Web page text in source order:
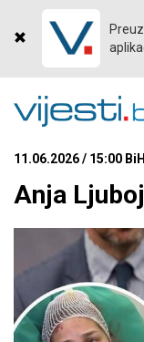
11.06.2026 / 15:00
Anja